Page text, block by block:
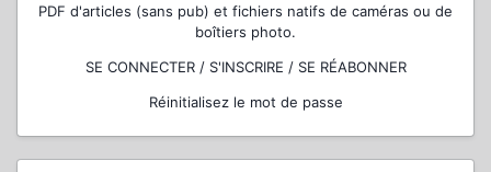
PDF d'articles (sans pub) et fichiers natifs de caméras ou de
boîtiers photo.
SE CONNECTER / S'INSCRIRE / SE RÉABONNER
Réinitialisez le mot de passe